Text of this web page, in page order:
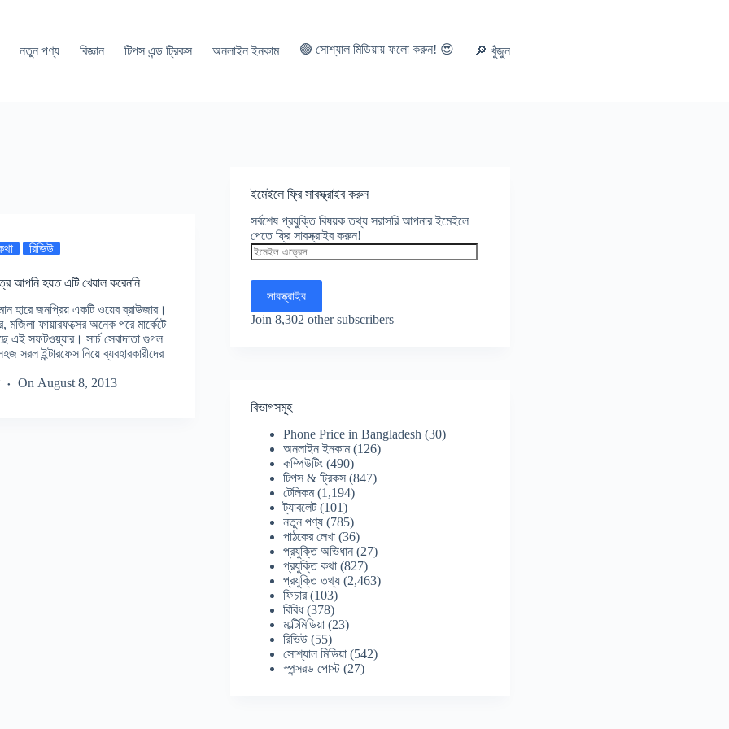
নতুন পণ্য বিজ্ঞান টিপস এন্ড ট্রিকস অনলাইন ইনকাম 🟢 সোশ্যাল মিডিয়ায় ফলো করুন! 😍 🔎 খুঁজুন
রিভিউ
আপনি হয়ত এটি খেয়াল করেননি
হারে জনপ্রিয় একটি ওয়েব ব্রাউজার।
মজিলা ফায়ারফক্সের অনেক পরে মার্কেটে
এই সফটওয়্যার। সার্চ সেবাদাতা গুগল
সরল ইন্টারফেস নিয়ে ব্যবহারকারীদের
On August 8, 2013
ইমেইলে ফ্রি সাবস্ক্রাইব করুন
সর্বশেষ প্রযুক্তি বিষয়ক তথ্য সরাসরি আপনার ইমেইলে
পেতে ফ্রি সাবস্ক্রাইব করুন!
ইমেইল
এড্রেস
সাবস্ক্রাইব
Join 8,302 other subscribers
বিভাগসমূহ
Phone Price in Bangladesh (30)
অনলাইন ইনকাম(126)
কম্পিউটিং (490)
টিপস & ট্রিকস (847)
টেলিকম(1,194)
ট্যাবলেট(101)
নতুন পণ্য (785)
পাঠকের লেখা (36)
প্রযুক্তি অভিধান (27)
প্রযুক্তি কথা (827)
প্রযুক্তি তথ্য (2,463)
ফিচার(103)
বিবিধ(378)
মাল্টিমিডিয়া (23)
রিভিউ (55)
সোশ্যাল মিডিয়া (542)
স্পন্সরড পোস্ট(27)